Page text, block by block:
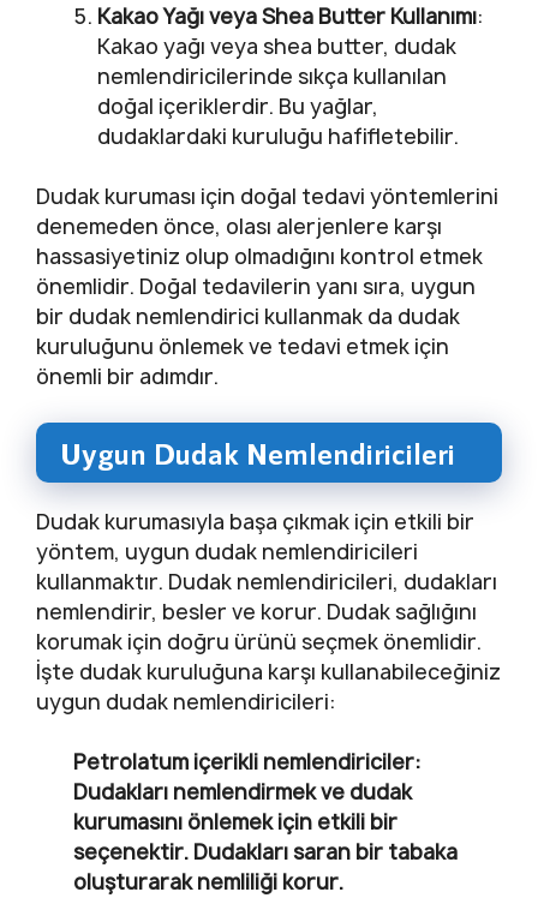
Kakao Yağı veya Shea Butter Kullanımı:
Kakao yağı veya shea butter, dudak
nemlendiricilerinde sıkça kullanılan
doğal içeriklerdir. Bu yağlar,
dudaklardaki kuruluğu hafifletebilir.
Dudak kuruması için doğal tedavi yöntemlerini
denemeden önce, olası alerjenlere karşı
hassasiyetiniz olup olmadığını kontrol etmek
önemlidir. Doğal tedavilerin yanı sıra, uygun
bir dudak nemlendirici kullanmak da dudak
kuruluğunu önlemek ve tedavi etmek için
önemli bir adımdır.
Uygun Dudak Nemlendiricileri
Dudak kurumasıyla başa çıkmak için etkili bir
yöntem, uygun dudak nemlendiricileri
kullanmaktır. Dudak nemlendiricileri, dudakları
nemlendirir, besler ve korur. Dudak sağlığını
korumak için doğru ürünü seçmek önemlidir.
İşte dudak kuruluğuna karşı kullanabileceğiniz
uygun dudak nemlendiricileri:
Petrolatum içerikli nemlendiriciler:
Dudakları nemlendirmek ve dudak
kurumasını önlemek için etkili bir
seçenektir. Dudakları saran bir tabaka
oluşturarak nemliliği korur.